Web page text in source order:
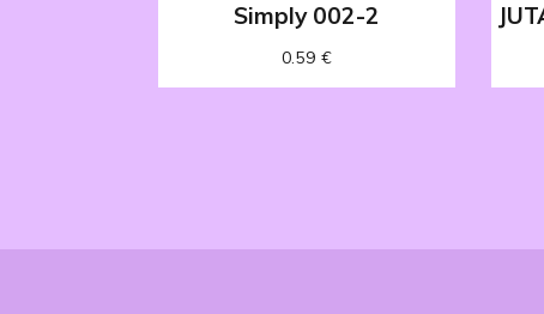
Simply 002-2
0.59 €